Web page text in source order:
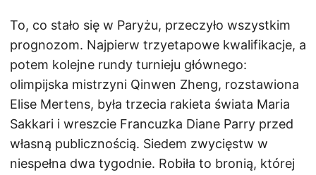
To, co stało się w Paryżu, przeczyło wszystkim
prognozom. Najpierw trzyetapowe kwalifikacje, a
potem kolejne rundy turnieju głównego:
olimpijska mistrzyni Qinwen Zheng, rozstawiona
Elise Mertens, była trzecia rakieta świata Maria
Sakkari i wreszcie Francuzka Diane Parry przed
własną publicznością. Siedem zwycięstw w
niespełna dwa tygodnie. Robiła to bronią, której